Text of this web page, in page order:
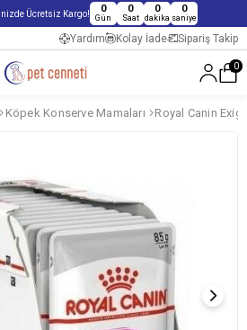
Ücretsiz Kargo! 0
Gün
0
Saat
0
dakika
0
saniye
Yardım Kolay İade Sipariş Takip
0
Köpek Konserve Mamaları